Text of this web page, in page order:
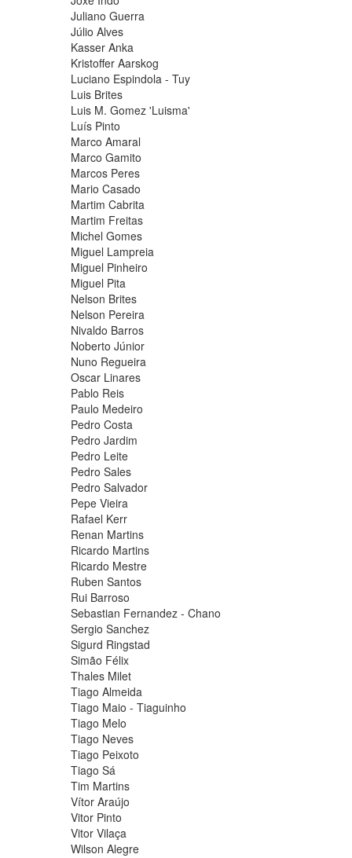
Juliano Guerra
Júlio Alves
Kasser Anka
Kristoffer Aarskog
Luciano Espindola - Tuy
Luis Brites
Luis M. Gomez 'Luisma'
Luís Pinto
Marco Amaral
Marco Gamito
Marcos Peres
Mario Casado
Martim Cabrita
Martim Freitas
Michel Gomes
Miguel Lampreia
Miguel Pinheiro
Miguel Pita
Nelson Brites
Nelson Pereira
Nivaldo Barros
Noberto Júnior
Nuno Regueira
Oscar Linares
Pablo Reis
Paulo Medeiro
Pedro Costa
Pedro Jardim
Pedro Leite
Pedro Sales
Pedro Salvador
Pepe Vieira
Rafael Kerr
Renan Martins
Ricardo Martins
Ricardo Mestre
Ruben Santos
Rui Barroso
Sebastian Fernandez - Chano
Sergio Sanchez
Sigurd Ringstad
Simão Félix
Thales Milet
Tiago Almeida
Tiago Maio - Tiaguinho
Tiago Melo
Tiago Neves
Tiago Peixoto
Tiago Sá
Tim Martins
Vítor Araújo
Vitor Pinto
Vitor Vilaça
Wilson Alegre